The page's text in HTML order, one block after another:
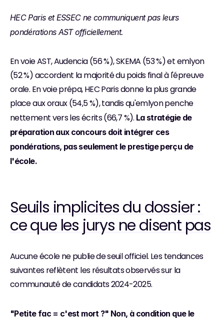
HEC Paris et ESSEC ne communiquent pas leurs
pondérations AST officiellement.
En voie AST, Audencia (56 %), SKEMA (53 %) et emlyon
(52 %) accordent la majorité du poids final à l'épreuve
orale. En voie prépa, HEC Paris donne la plus grande
place aux oraux (54,5 %), tandis qu'emlyon penche
nettement vers les écrits (66,7 %). La stratégie de
préparation aux concours doit intégrer ces
pondérations, pas seulement le prestige perçu de
l'école.
Seuils implicites du dossier :
ce que les jurys ne disent pas
Aucune école ne publie de seuil officiel. Les tendances
suivantes reflètent les résultats observés sur la
communauté de candidats 2024-2025.
"Petite fac = c'est mort ?" Non, à condition que le